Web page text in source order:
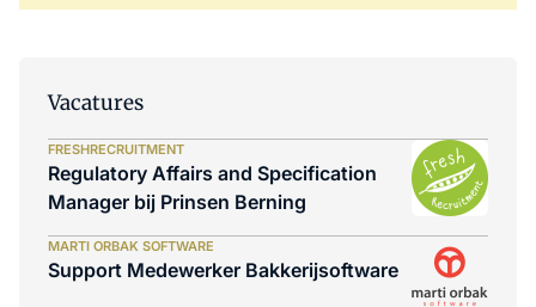
Vacatures
FRESHRECRUITMENT
Regulatory Affairs and Specification
Manager bij Prinsen Berning
MARTI ORBAK SOFTWARE
Support Medewerker Bakkerijsoftware